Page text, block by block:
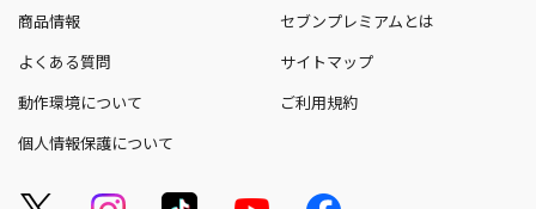
商品情報
セブンプレミアムとは
よくある質問
サイトマップ
動作環境について
ご利用規約
個人情報保護について